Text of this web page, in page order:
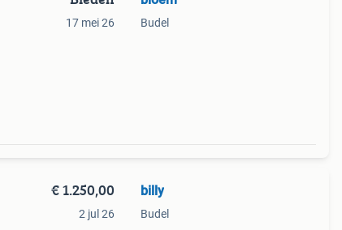
17 mei 26 Budel
€ 1.250,00
2 jul 26
billy
Budel